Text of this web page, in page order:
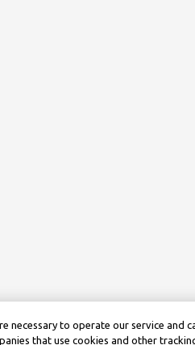
necessary to operate our service and
that use cookies and other